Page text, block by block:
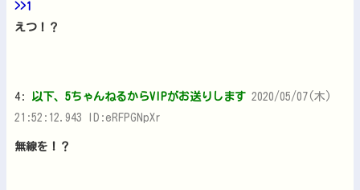
>>1
えつ！？
4: 以下、5ちゃんねるからVIPがお送りします 2020/05/07(木)
21:52:12.943 ID:eRFPGNpXr
無線を！？